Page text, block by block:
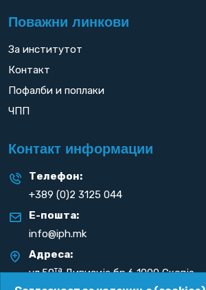
Поважни линкови
За институтот
Контакт
Пофалби и поплаки
ЧПП
Контакт информации
Телефон:
+389 (0)2 3125 044
Е-пошта:
info@iph.mk
Адреса:
ул.50таДивизија бр.6 1000 Скопје